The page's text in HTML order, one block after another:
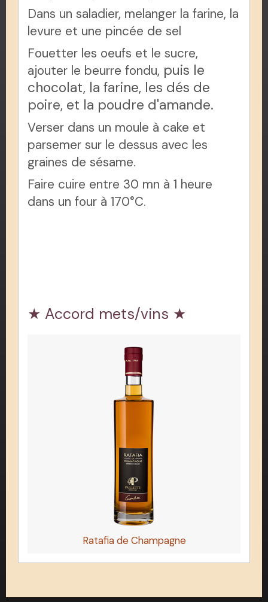
Dans un saladier, melanger la farine, la
levure et une pincée de sel
Fouetter les oeufs et le sucre,
ajouter le beurre fondu, puis le
chocolat, la farine, les dés de
poire, et la poudre d'amande.
Verser dans un moule à cake et
parsemer sur le dessus avec les
graines de sésame.
Faire cuire entre 30 mn à 1 heure
dans un four à 170°C.
★ Accord mets/vins ★
Ratafia de Champagne